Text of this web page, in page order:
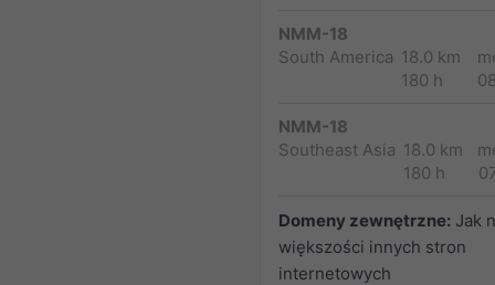
NMM-18
South America 18.0 km
180 h
NMM-18
Southeast Asia 18.0 km
180 h
Domeny zewnętrzne: Jak
większości innych stron
internetowych